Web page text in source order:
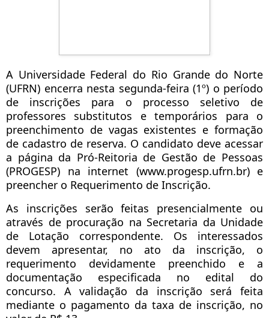
A Universidade Federal do Rio Grande do Norte
(UFRN) encerra nesta segunda-feira (1º) o período
de inscrições para o processo seletivo de
professores substitutos e temporários para o
preenchimento de vagas existentes e formação
de cadastro de reserva. O candidato deve acessar
a página da Pró-Reitoria de Gestão de Pessoas
(PROGESP) na internet (www.progesp.ufrn.br) e
preencher o Requerimento de Inscrição.
As inscrições serão feitas presencialmente ou
através de procuração na Secretaria da Unidade
de Lotação correspondente. Os interessados
devem apresentar, no ato da inscrição, o
requerimento devidamente preenchido e a
documentação especificada no edital do
concurso. A validação da inscrição será feita
mediante o pagamento da taxa de inscrição, no